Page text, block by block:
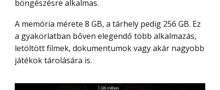
böngészésre alkalmas.
A memória mérete 8 GB, a tárhely pedig 256 GB. Ez
a gyakorlatban bőven elegendő több alkalmazás,
letöltött filmek, dokumentumok vagy akár nagyobb
játékok tárolására is.